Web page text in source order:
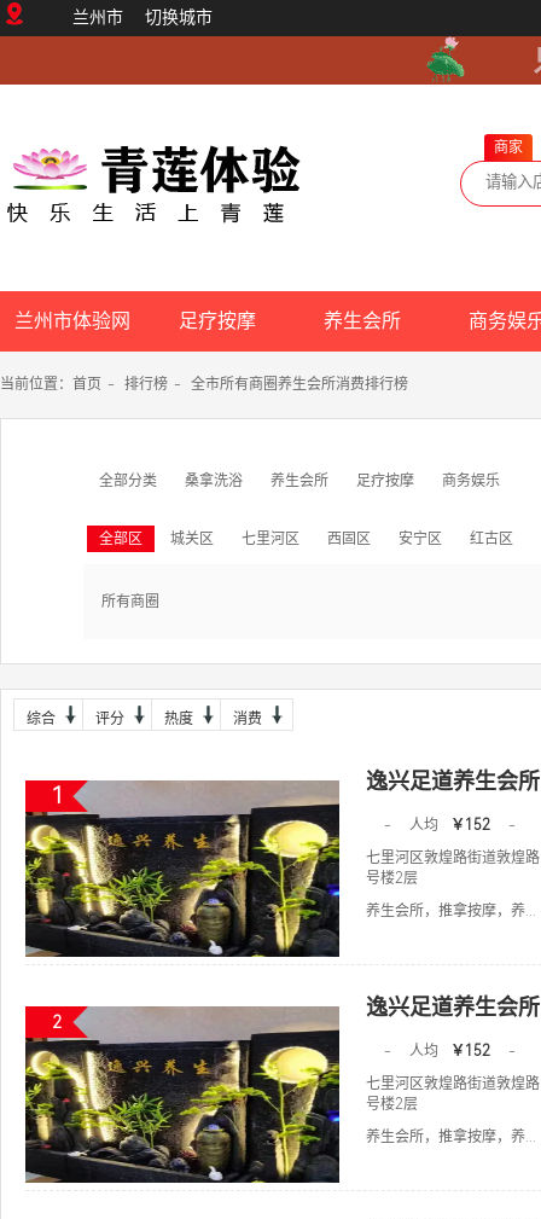
兰州市 切换城市
商家
兰州市体验网 足疗按摩 养生会所 商务娱
当前位置： 首页 - 排行榜 - 全市所有商圈养生会所消费排行榜
全部分类 桑拿洗浴 养生会所 足疗按摩 商务娱乐
全部区 城关区 七里河区 西固区 安宁区 红古区
所有商圈
综合 评分 热度 消费
1
逸兴足道养生会所
- 人均 ￥152
-
七里河区敦煌路街道敦煌
号楼2层
养生会所，推拿按摩，养...
2
逸兴足道养生会所
- 人均 ￥152
-
七里河区敦煌路街道敦煌
号楼2层
养生会所，推拿按摩，养...